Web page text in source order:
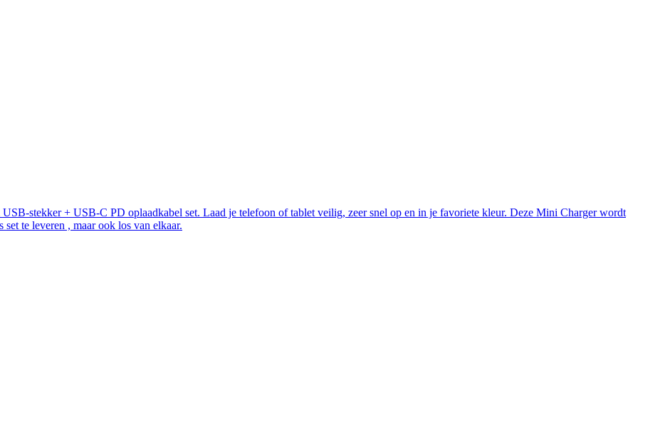
USB-stekker + USB-C PD oplaadkabel set. Laad je telefoon of tablet veilig, zeer snel op en in je favoriete kleur. Deze Mini Charger wordt
te leveren , maar ook los van elkaar.